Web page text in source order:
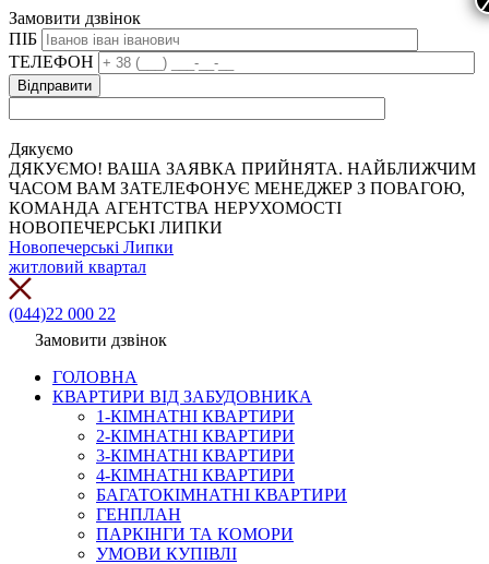
Замовити дзвінок
ПІБ
ТЕЛЕФОН
Дякуємо
ДЯКУЄМО! ВАША ЗАЯВКА ПРИЙНЯТА. НАЙБЛИЖЧИМ
ЧАСОМ ВАМ ЗАТЕЛЕФОНУЄ МЕНЕДЖЕР З ПОВАГОЮ,
КОМАНДА АГЕНТСТВА НЕРУХОМОСТІ
НОВОПЕЧЕРСЬКІ ЛИПКИ
Новопечерські Липки
житловий квартал
(044)22 000 22
Замовити дзвінок
ГОЛОВНА
КВАРТИРИ ВІД ЗАБУДОВНИКА
1-КІМНАТНІ КВАРТИРИ
2-КІМНАТНІ КВАРТИРИ
3-КІМНАТНІ КВАРТИРИ
4-КІМНАТНІ КВАРТИРИ
БАГАТОКІМНАТНІ КВАРТИРИ
ГЕНПЛАН
ПАРКІНГИ ТА КОМОРИ
УМОВИ КУПІВЛІ